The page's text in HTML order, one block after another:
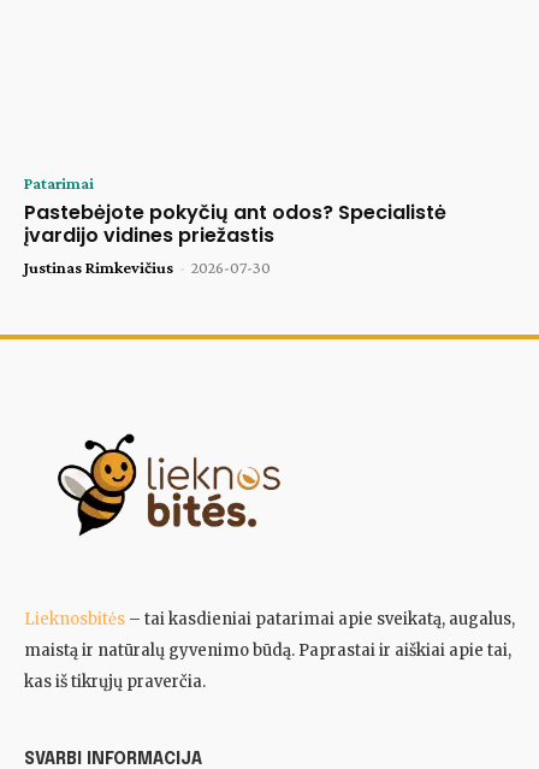
Patarimai
Pastebėjote pokyčių ant odos? Specialistė
įvardijo vidines priežastis
Justinas Rimkevičius - 2026-07-30
Lieknosbitės – tai kasdieniai patarimai apie sveikatą, augalus,
maistą ir natūralų gyvenimo būdą. Paprastai ir aiškiai apie tai,
kas iš tikrųjų praverčia.
SVARBI INFORMACIJA